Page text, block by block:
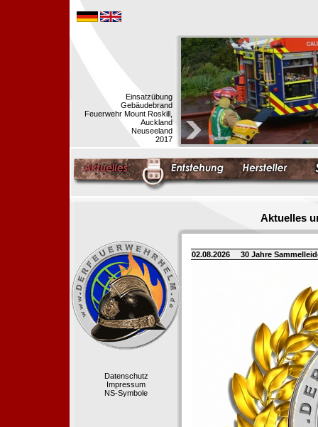
Einsatzübung
Gebäudebrand
Feuerwehr Mount Roskill,
Auckland
Neuseeland
2017
Aktuelles
Datenschutz
Impressum
NS-Symbole
02.08.2026 30 Jahre